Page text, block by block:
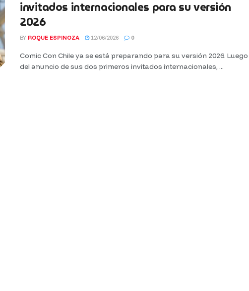
invitados internacionales para su versión
2026
BY ROQUE ESPINOZA 12/06/2026 0
Comic Con Chile ya se está preparando para su versión 2026. Luego
del anuncio de sus dos primeros invitados internacionales, ...